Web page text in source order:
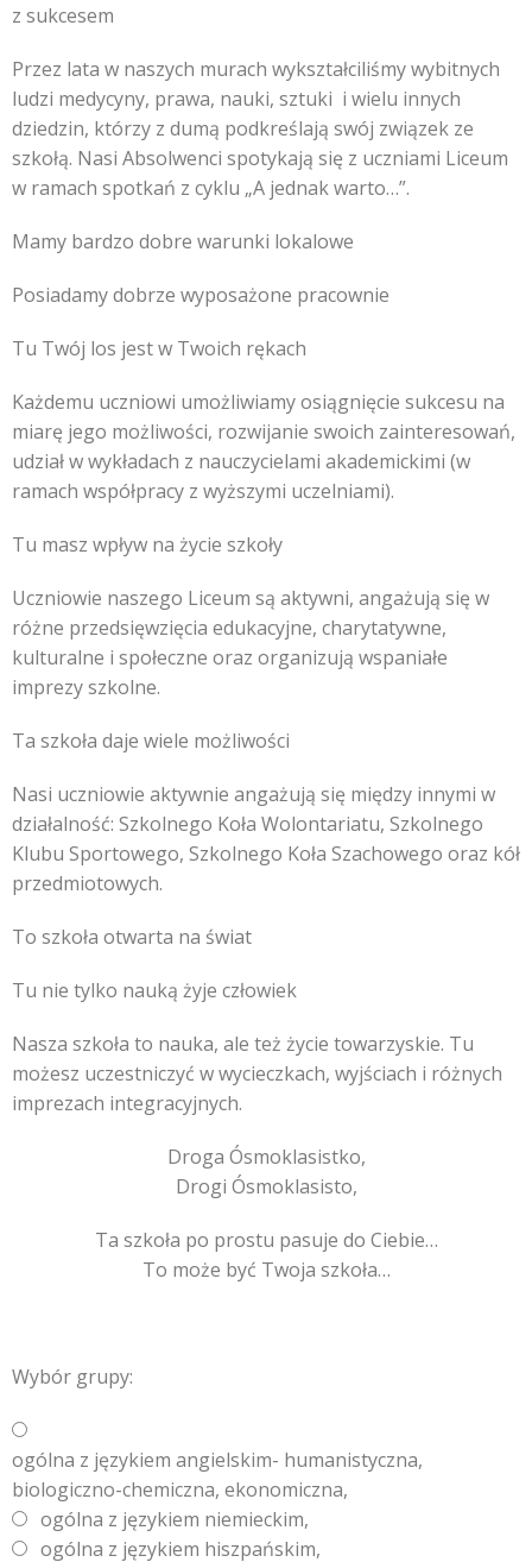
z sukcesem
Przez lata w naszych murach wykształciliśmy wybitnych
ludzi medycyny, prawa, nauki, sztuki i wielu innych
dziedzin, którzy z dumą podkreślają swój związek ze
szkołą. Nasi Absolwenci spotykają się z uczniami Liceum
w ramach spotkań z cyklu „A jednak warto…”.
Mamy bardzo dobre warunki lokalowe
Posiadamy dobrze wyposażone pracownie
Tu Twój los jest w Twoich rękach
Każdemu uczniowi umożliwiamy osiągnięcie sukcesu na
miarę jego możliwości, rozwijanie swoich zainteresowań,
udział w wykładach z nauczycielami akademickimi (w
ramach współpracy z wyższymi uczelniami).
Tu masz wpływ na życie szkoły
Uczniowie naszego Liceum są aktywni, angażują się w
różne przedsięwzięcia edukacyjne, charytatywne,
kulturalne i społeczne oraz organizują wspaniałe
imprezy szkolne.
Ta szkoła daje wiele możliwości
Nasi uczniowie aktywnie angażują się między innymi w
działalność: Szkolnego Koła Wolontariatu, Szkolnego
Klubu Sportowego, Szkolnego Koła Szachowego oraz kół
przedmiotowych.
To szkoła otwarta na świat
Tu nie tylko nauką żyje człowiek
Nasza szkoła to nauka, ale też życie towarzyskie. Tu
możesz uczestniczyć w wycieczkach, wyjściach i różnych
imprezach integracyjnych.
Droga Ósmoklasistko,
Drogi Ósmoklasisto,
Ta szkoła po prostu pasuje do Ciebie…
To może być Twoja szkoła…
Wybór grupy:
ogólna z językiem angielskim- humanistyczna,
biologiczno-chemiczna, ekonomiczna,
ogólna z językiem niemieckim,
ogólna z językiem hiszpańskim,